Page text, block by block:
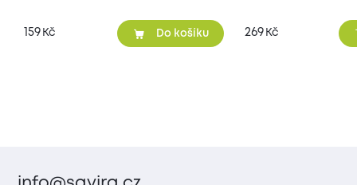
159 Kč Do košíku 269 Kč